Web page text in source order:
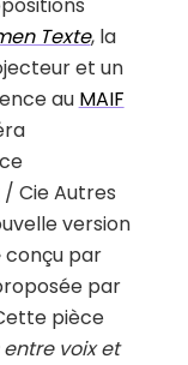
Texte, la
et un
au MAIF
/ Cie Autres
version
conçu par
par
pièce
voix et